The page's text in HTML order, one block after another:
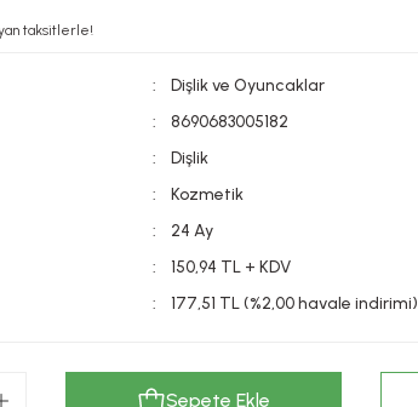
taksitlerle!
Dişlik ve Oyuncaklar
8690683005182
Dişlik
Kozmetik
24 Ay
150,94 TL + KDV
177,51 TL (%2,00 havale indirimi)
Sepete Ekle